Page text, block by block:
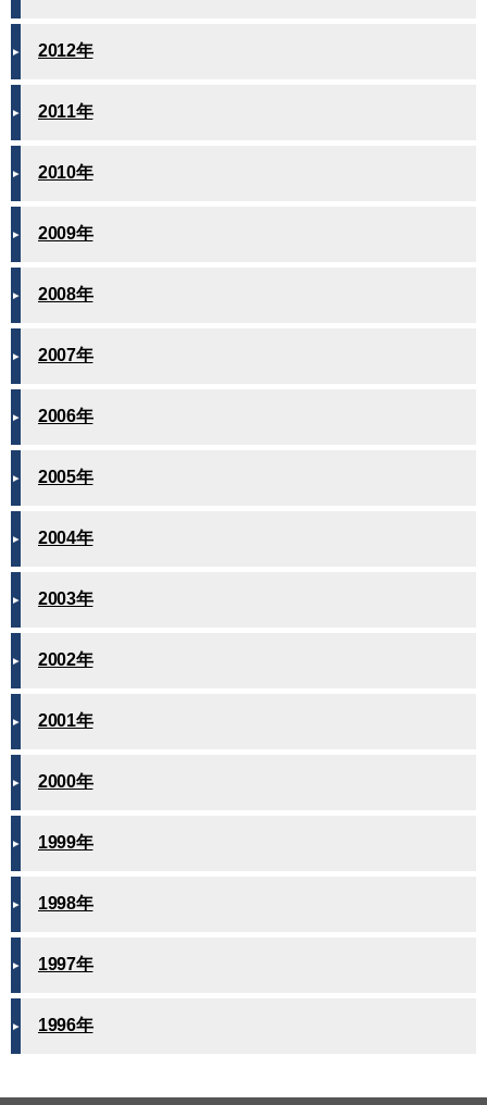
2012年
2011年
2010年
2009年
2008年
2007年
2006年
2005年
2004年
2003年
2002年
2001年
2000年
1999年
1998年
1997年
1996年